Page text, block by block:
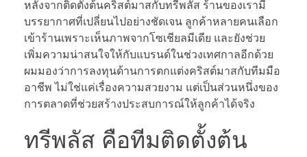
หลังจากติดตั้งต้นคริสต์มาสกับทรีพลัส ร้านของเรามี
บรรยากาศที่เปลี่ยนไปอย่างชัดเจน ลูกค้าหลายคนเลือก
เข้าร้านเพราะเห็นภาพจากโซเชียลมีเดีย และยังช่วย
เพิ่มความน่าสนใจให้กับแบรนด์ในช่วงเทศกาลอีกด้วย
ผมมองว่าการลงทุนด้านการตกแต่งคริสต์มาสกับทีมมือ
อาชีพ ไม่ใช่แค่เรื่องความสวยงาม แต่เป็นส่วนหนึ่งของ
การตลาดที่ช่วยสร้างประสบการณ์ให้ลูกค้าได้จริง
ทรีพลัส คือทีมติดตั้งต้น